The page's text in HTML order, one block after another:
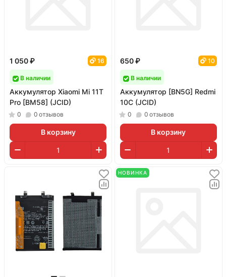
1 050 ₽ 16
В наличии
Аккумулятор Xiaomi Mi 11T
Pro [BM58] (JCID)
0 0 отзывов
В корзину
650 ₽ 10
В наличии
Аккумулятор [BN5G] Redmi
10C (JCID)
0 0 отзывов
В корзину
НОВИНКА